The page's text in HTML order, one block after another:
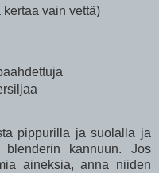
vain vettä)
pippurilla ja suolalla ja
kannuun. Jos
aineksia, anna niiden